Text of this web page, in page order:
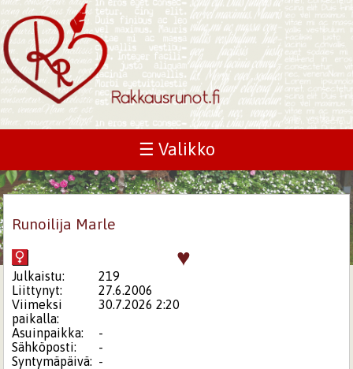
☰ Valikko
Runoilija Marle
♥
Julkaistu:
219
Liittynyt:
27.6.2006
Viimeksi
paikalla:
30.7.2026 2:20
Asuinpaikka:
-
Sähköposti:
-
Syntymäpäivä: -